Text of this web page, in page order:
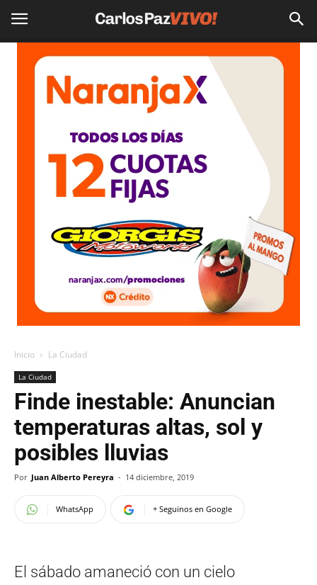
Inicio La Ciudad
La Ciudad
Finde inestable: Anuncian
temperaturas altas, sol y
posibles lluvias
Por Juan Alberto Pereyra - 14 diciembre, 2019
WhatsApp + Seguinos en Google
El sábado amaneció con un cielo